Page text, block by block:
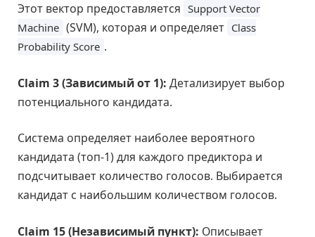
Этот вектор предоставляется Support Vector
Machine (SVM), которая и определяет Class
Probability Score .
Claim 3 (Зависимый от 1): Детализирует выбор
потенциального кандидата.
Система определяет наиболее вероятного
кандидата (топ-1) для каждого предиктора и
подсчитывает количество голосов. Выбирается
кандидат с наибольшим количеством голосов.
Claim 15 (Независимый пункт): Описывает